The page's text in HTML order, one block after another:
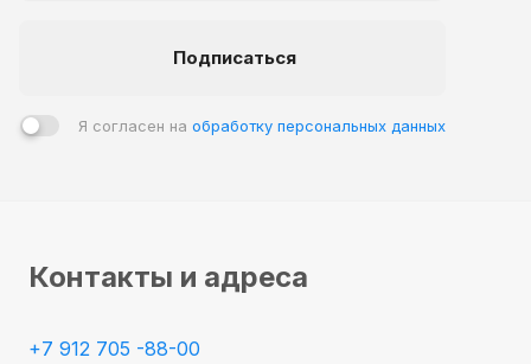
Подписаться
Я согласен на обработку персональных данных
Контакты и адреса
+7 912 705 -88-00